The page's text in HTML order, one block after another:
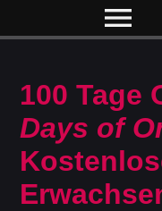
menu
100 Tage
Days of